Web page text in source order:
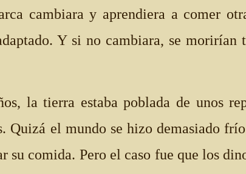
cambiara y aprendiera a comer
Y si no cambiara, se morirían
la tierra estaba poblada de unos
Quizá el mundo se hizo demasiado
su comida. Pero el caso fue que los